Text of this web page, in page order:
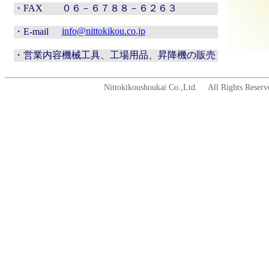
・FAX ０６－６７８８－６２６３
・E-mail info@nittokikou.co.jp
・営業内容機械工具、工場用品、昇降機の販売
Nittokikoushoukai Co.,Ltd. All Rights